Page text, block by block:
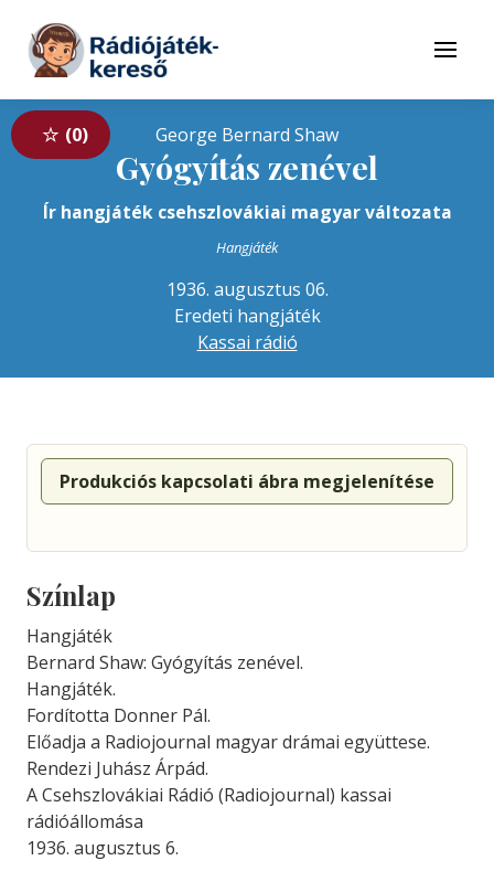
Tovább a tartalomhoz
Menü
0 George Bernard Shaw
Gyógyítás zenével
Ír hangjáték csehszlovákiai magyar változata
Hangjáték
1936. augusztus 06.
Eredeti hangjáték
Kassai rádió
Produkciós kapcsolati ábra megjelenítése
Színlap
Hangjáték
Bernard Shaw: Gyógyítás zenével.
Hangjáték.
Fordította Donner Pál.
Előadja a Radiojournal magyar drámai együttese.
Rendezi Juhász Árpád.
A Csehszlovákiai Rádió (Radiojournal) kassai
rádióállomása
1936. augusztus 6.